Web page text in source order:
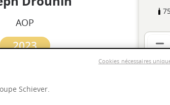
AOP
2023
Schiever.
Cookies nécessaires